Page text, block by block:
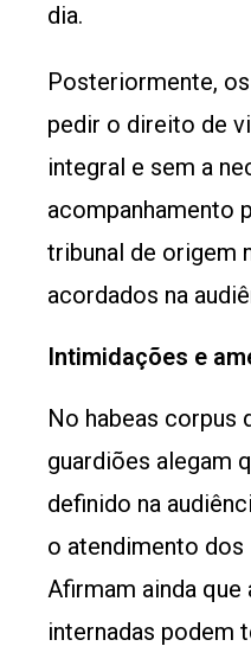
dia.
Posteriormente,
pedir o direito de
integral e sem a
acompanhamento
tribunal de origem
acordados na
Intimidações e
No habeas corpus
guardiões alegam
definido na
o atendimento dos
Afirmam ainda que
internadas podem